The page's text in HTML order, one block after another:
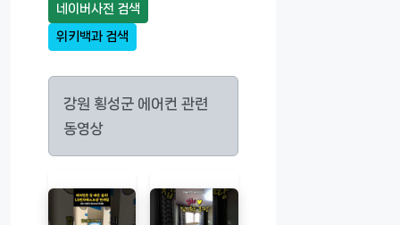
네이버사전 검색
위키백과 검색
강원 횡성군 에어컨 관련
동영상